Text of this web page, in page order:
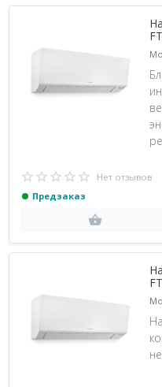
Нет отзывов
Предзаказ